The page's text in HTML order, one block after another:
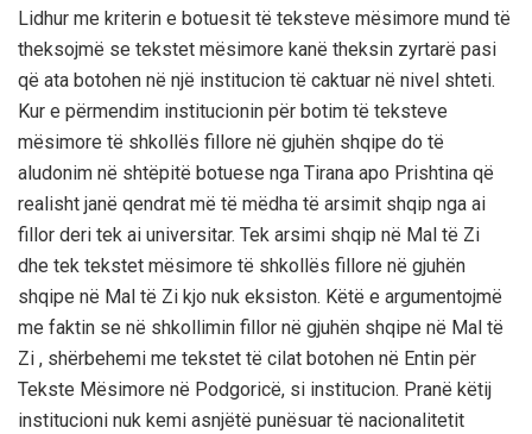
Lidhur me kriterin e botuesit të teksteve mësimore mund të
theksojmë se tekstet mësimore kanë theksin zyrtarë pasi
që ata botohen në një institucion të caktuar në nivel shteti.
Kur e përmendim institucionin për botim të teksteve
mësimore të shkollës fillore në gjuhën shqipe do të
aludonim në shtëpitë botuese nga Tirana apo Prishtina që
realisht janë qendrat më të mëdha të arsimit shqip nga ai
fillor deri tek ai universitar. Tek arsimi shqip në Mal të Zi
dhe tek tekstet mësimore të shkollës fillore në gjuhën
shqipe në Mal të Zi kjo nuk eksiston. Këtë e argumentojmë
me faktin se në shkollimin fillor në gjuhën shqipe në Mal të
Zi , shërbehemi me tekstet të cilat botohen në Entin për
Tekste Mësimore në Podgoricë, si institucion. Pranë këtij
institucioni nuk kemi asnjëtë punësuar të nacionalitetit